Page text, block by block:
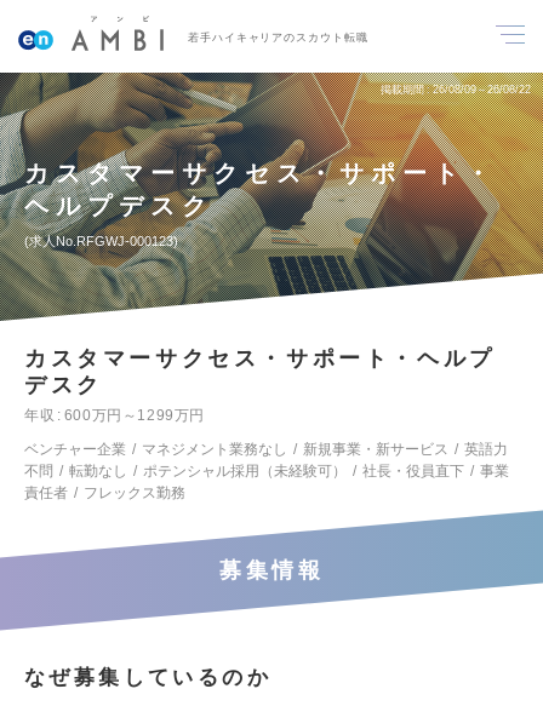
若手ハイキャリアのスカウト転職
掲載期間 26/08/09～26/08/22
カスタマーサクセス・サポート・
ヘルプデスク
求人No.RFGWJ-000123
カスタマーサクセス・サポート・ヘルプ
デスク
年収
600万円～1299万円
ベンチャー企業
マネジメント業務なし 新規事業・新サービス
英語力
不問
転勤なし ポテンシャル採用（未経験可） 社長・役員直下
事業
責任者
フレックス勤務
募集情報
なぜ募集しているのか